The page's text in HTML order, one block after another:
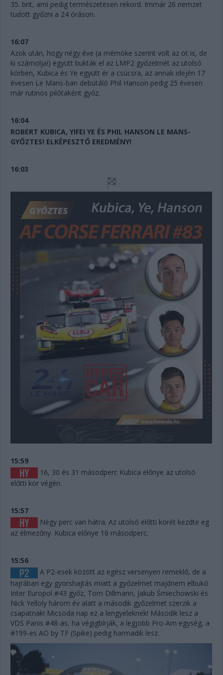
35. brit, ami pedig természetesen rekord. Immár 26 nemzet
tudott győzni a 24 óráson.
16:07
Azok után, hogy négy éve (a mérnöke szerint volt az öt is, de
ki számolja!) együtt bukták el az LMP2 győzelmét az utolsó
körben, Kubica és Ye együtt ér a csúcsra, az annak idején 17
évesen Le Mans-ban debütáló Phil Hanson pedig 25 évesen
már rutinos pilótaként győz.
16:04
ROBERT KUBICA, YIFEI YE ÉS PHIL HANSON LE MANS-
GYŐZTES! ELKÉPESZTŐ EREDMÉNY!
16:03
15:59
16, 30 és 31 másodperc Kubica előnye az utolsó
előtti kör végén.
15:57
Négy perc van hátra. Az utolsó előtti körét kezdte eg
az élmezőny. Kubica előnye 16 másodperc.
15:56
A P2-esek között az egész versenyen remeklő, de a
hajrában egy gyorshajtás miatt a győzelmet majdnem elbukó
Inter Europol #43 győz, Tom Dillmann, Jakub Śmiechowski és
Nick Yelloly három év alatt a második győzelmet szerzik a
csapatnak! Micsoda nap ez a lengyeleknek! Második lesz a
VDS Panis #48-as, ha végigbírják, a legjobb Pro-Am egység, a
#199-es AO by TF (Spike) pedig harmadik lesz.